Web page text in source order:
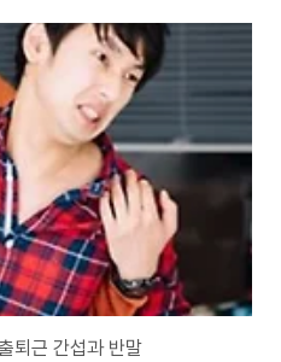
퇴근 간섭과 반말